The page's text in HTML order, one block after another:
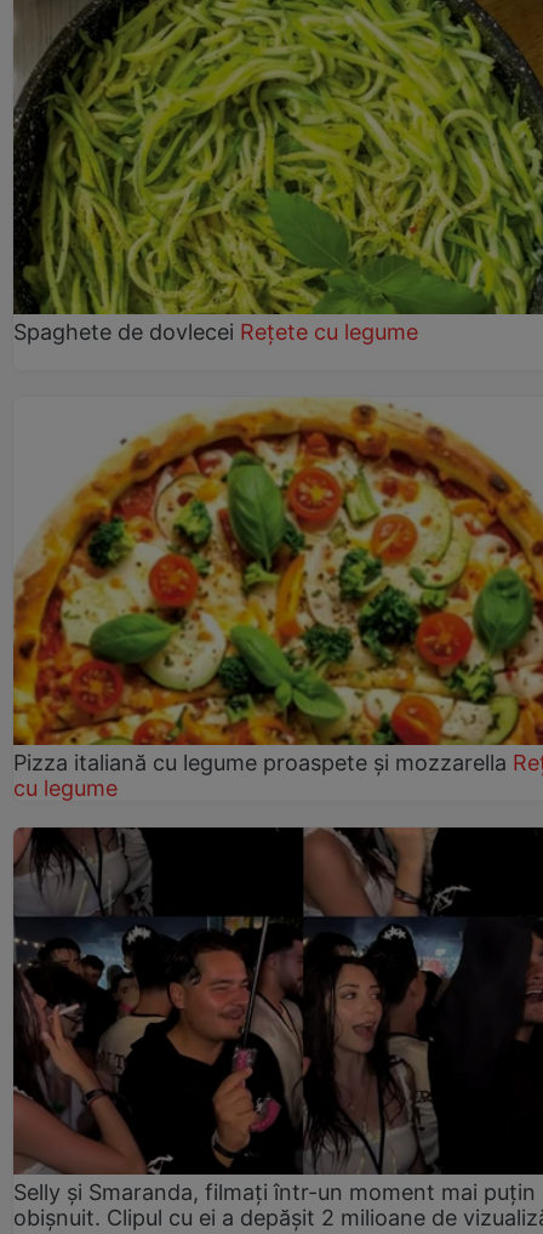
Spaghete de dovlecei Rețete cu legume
Pizza italiană cu legume proaspete și mozzarella
cu legume
Selly și Smaranda, filmați într-un moment mai puțin
obișnuit. Clipul cu ei a depășit 2 milioane de